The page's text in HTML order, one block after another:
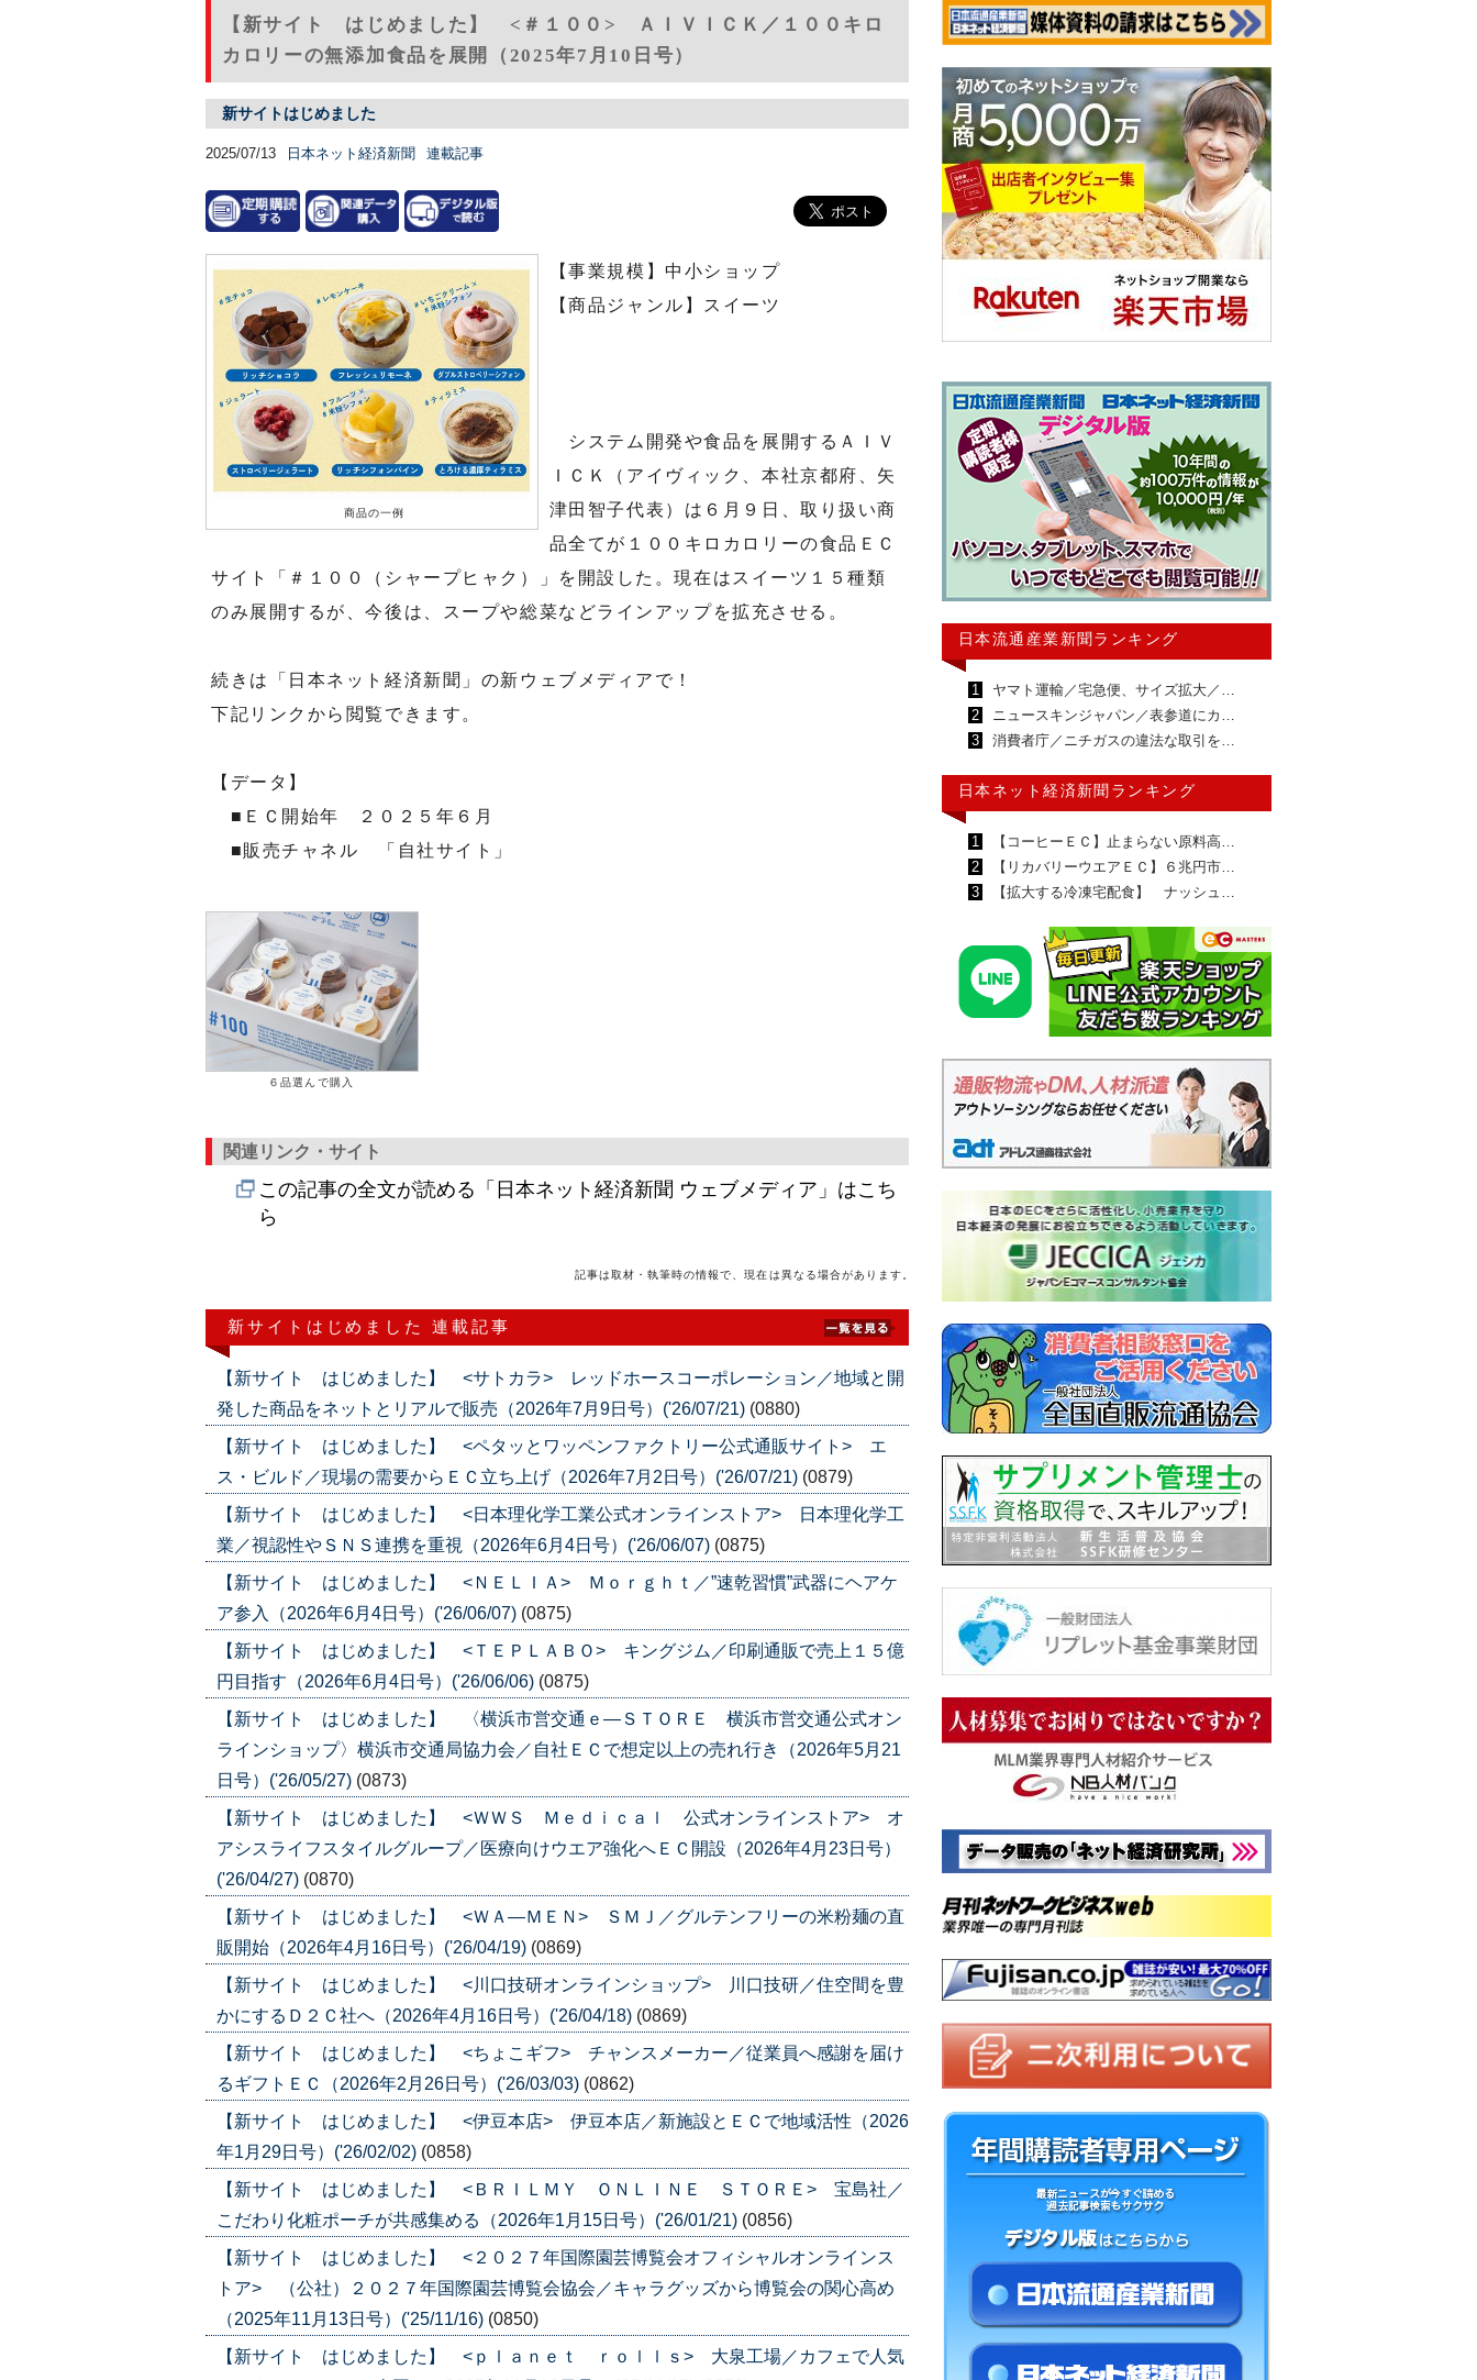
【新サイト はじめました】 <＃１００> ＡＩＶＩＣＫ／１００キロ
カロリーの無添加食品を展開（2025年7月10日号）
新サイトはじめました
2025/07/13 日本ネット経済新聞 連載記事
商品の一例
【事業規模】中小ショップ
【商品ジャンル】スイーツ
システム開発や食品を展開するＡＩＶ
ＩＣＫ（アイヴィック、本社京都府、矢
津田智子代表）は６月９日、取り扱い商
品全てが１００キロカロリーの食品ＥＣ
サイト「＃１００（シャープヒャク）」を開設した。現在はスイーツ１５種類
のみ展開するが、今後は、スープや総菜などラインアップを拡充させる。
続きは「日本ネット経済新聞」の新ウェブメディアで！
下記リンクから閲覧できます。
【データ】
■ＥＣ開始年 ２０２５年６月
■販売チャネル 「自社サイト」
６品選んで購入
関連リンク・サイト
この記事の全文が読める「日本ネット経済新聞 ウェブメディア」はこち
ら
記事は取材・執筆時の情報で、現在は異なる場合があります。
新サイトはじめました 連載記事
【新サイト はじめました】 <サトカラ> レッドホースコーポレーション／地域と開
発した商品をネットとリアルで販売（2026年7月9日号）('26/07/21) (0880)
【新サイト はじめました】 <ペタッとワッペンファクトリー公式通販サイト> エ
ス・ビルド／現場の需要からＥＣ立ち上げ（2026年7月2日号）('26/07/21) (0879)
【新サイト はじめました】 <日本理化学工業公式オンラインストア> 日本理化学工
業／視認性やＳＮＳ連携を重視（2026年6月4日号）('26/06/07) (0875)
【新サイト はじめました】 <ＮＥＬＩＡ> Ｍｏｒｇｈｔ／”速乾習慣”武器にヘアケ
ア参入（2026年6月4日号）('26/06/07) (0875)
【新サイト はじめました】 <ＴＥＰＬＡＢＯ> キングジム／印刷通販で売上１５億
円目指す（2026年6月4日号）('26/06/06) (0875)
【新サイト はじめました】 〈横浜市営交通ｅ―ＳＴＯＲＥ 横浜市営交通公式オン
ラインショップ〉横浜市交通局協力会／自社ＥＣで想定以上の売れ行き（2026年5月21
日号）('26/05/27) (0873)
【新サイト はじめました】 <ＷＷＳ Ｍｅｄｉｃａｌ 公式オンラインストア> オ
アシスライフスタイルグループ／医療向けウエア強化へＥＣ開設（2026年4月23日号）
('26/04/27) (0870)
【新サイト はじめました】 <ＷＡ―ＭＥＮ> ＳＭＪ／グルテンフリーの米粉麺の直
販開始（2026年4月16日号）('26/04/19) (0869)
【新サイト はじめました】 <川口技研オンラインショップ> 川口技研／住空間を豊
かにするＤ２Ｃ社へ（2026年4月16日号）('26/04/18) (0869)
【新サイト はじめました】 <ちょこギフ> チャンスメーカー／従業員へ感謝を届け
るギフトＥＣ（2026年2月26日号）('26/03/03) (0862)
【新サイト はじめました】 <伊豆本店> 伊豆本店／新施設とＥＣで地域活性（2026
年1月29日号）('26/02/02) (0858)
【新サイト はじめました】 <ＢＲＩＬＭＹ ＯＮＬＩＮＥ ＳＴＯＲＥ> 宝島社／
こだわり化粧ポーチが共感集める（2026年1月15日号）('26/01/21) (0856)
【新サイト はじめました】 <２０２７年国際園芸博覧会オフィシャルオンラインス
トア> （公社）２０２７年国際園芸博覧会協会／キャラグッズから博覧会の関心高め
（2025年11月13日号）('25/11/16) (0850)
【新サイト はじめました】 <ｐｌａｎｅｔ ｒｏｌｌｓ> 大泉工場／カフェで人気
日本流通産業新聞ランキング
1
ヤマト運輸／宅急便、サイズ拡大／…
2
ニュースキンジャパン／表参道にカ…
3
消費者庁／ニチガスの違法な取引を…
日本ネット経済新聞ランキング
1
【コーヒーＥＣ】止まらない原料高…
2
【リカバリーウエアＥＣ】６兆円市…
3
【拡大する冷凍宅配食】 ナッシュ…